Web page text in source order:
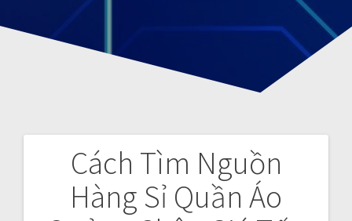
Cách Tìm Nguồn
Hàng Sỉ Quần Áo